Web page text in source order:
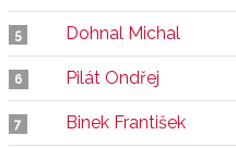
5 Dohnal Michal
6 Pilát Ondřej
7 Binek František